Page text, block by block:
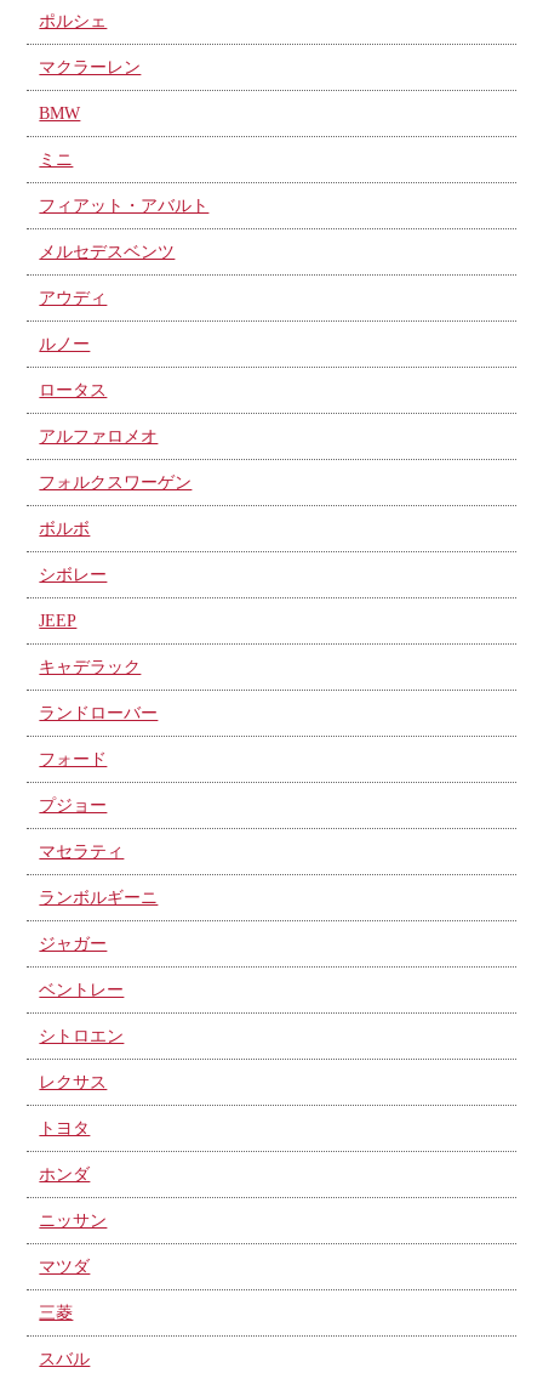
ポルシェ
マクラーレン
BMW
ミニ
フィアット・アバルト
メルセデスベンツ
アウディ
ルノー
ロータス
アルファロメオ
フォルクスワーゲン
ボルボ
シボレー
JEEP
キャデラック
ランドローバー
フォード
プジョー
マセラティ
ランボルギーニ
ジャガー
ベントレー
シトロエン
レクサス
トヨタ
ホンダ
ニッサン
マツダ
三菱
スバル